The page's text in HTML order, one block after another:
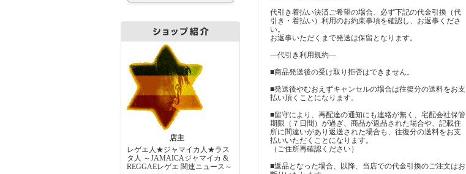
店主
レゲエ人★ジャマイカ人★ラス
タ人 ～JAMAICAジャマイカ &
REGGAEレゲエ 関連ニュース～
代引き着払い決済ご希望の場合、必ず下記の代金引換（代
引き・着払い）利用のお約束事項を確認し、お返事くださ
い。
お返事いただくまで発送は保留となります。
―代引き利用規約―
■商品発送後の受け取り拒否はできません。
■発送後やむおえずキャンセルの場合は往復分の送料をお支
払い頂くことになります。
■留守により、再配達の通知にも連絡が無く、宅配会社保管
期限（７日間）が過ぎ、商品が返品された場合や、記載住
所に間違いがあり返送された場合も、往復分の送料をお支
払いいただくことになります。
（ご住所再確認ください）
■返品となった場合、以降、当店での代金引換のご注文はお